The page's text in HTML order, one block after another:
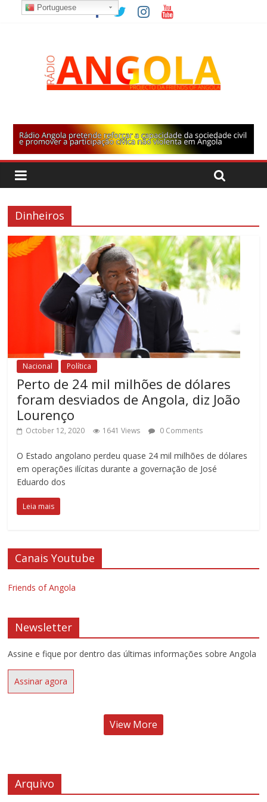
Dinheiros
Nacional Política
Perto de 24 mil milhões de dólares
foram desviados de Angola, diz João
Lourenço
October 12, 2020 1641 Views 0 Comments
O Estado angolano perdeu quase 24 mil milhões de dólares
em operações ilícitas durante a governação de José
Eduardo dos
Leia mais
Canais Youtube
Friends of Angola
Newsletter
Assine e fique por dentro das últimas informações sobre Angola
Assinar agora
View More
Arquivo
Portuguese